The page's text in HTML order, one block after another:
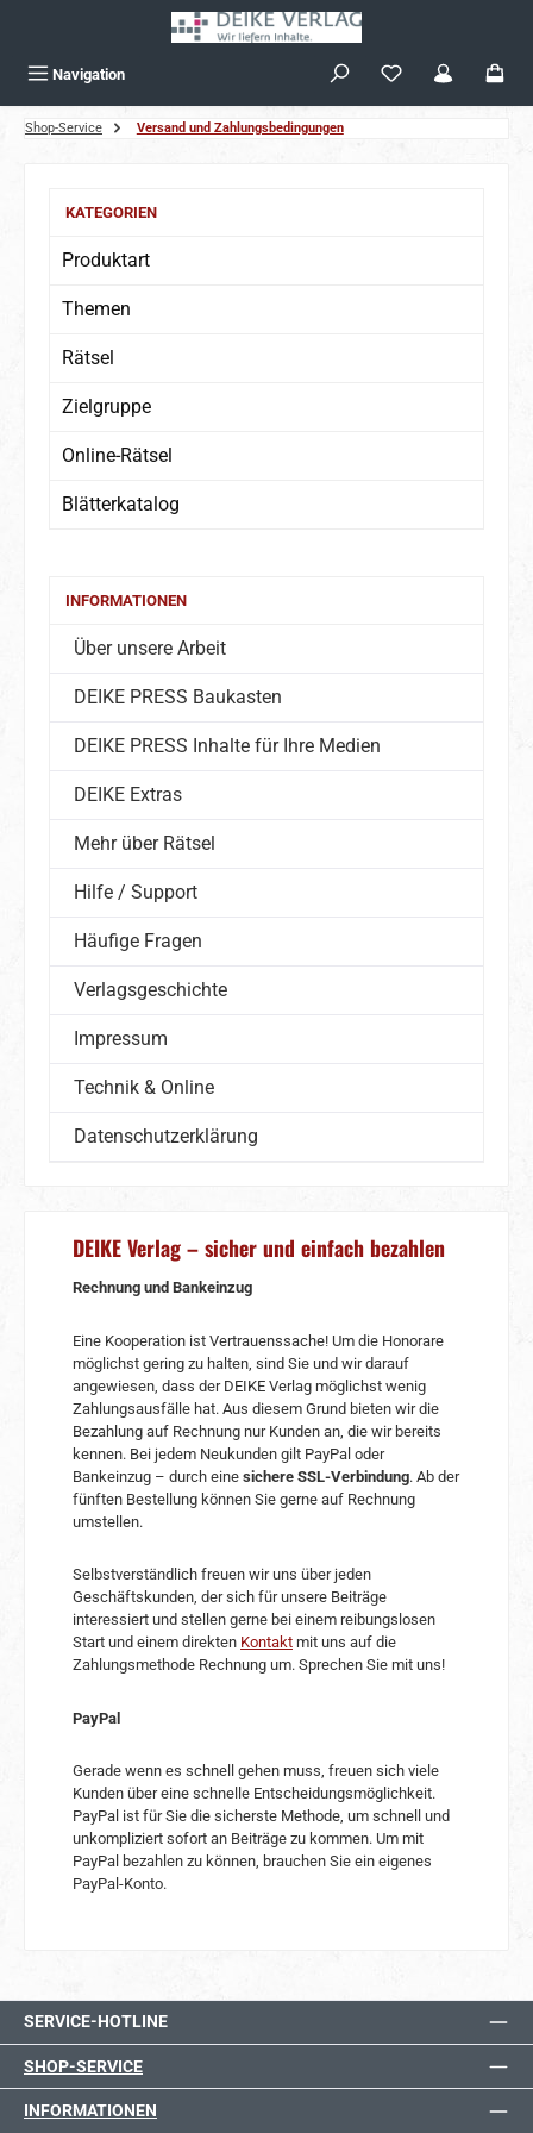
Navigation
Shop-Service Versand und Zahlungsbedingungen
KATEGORIEN
Produktart
Themen
Rätsel
Zielgruppe
Online-Rätsel
Blätterkatalog
INFORMATIONEN
Über unsere Arbeit
DEIKE PRESS Baukasten
DEIKE PRESS Inhalte für Ihre Medien
DEIKE Extras
Mehr über Rätsel
Hilfe / Support
Häufige Fragen
Verlagsgeschichte
Impressum
Technik & Online
Datenschutzerklärung
DEIKE Verlag – sicher und einfach bezahlen
Rechnung und Bankeinzug
Eine Kooperation ist Vertrauenssache! Um die Honorare
möglichst gering zu halten, sind Sie und wir darauf
angewiesen, dass der DEIKE Verlag möglichst wenig
Zahlungsausfälle hat. Aus diesem Grund bieten wir die
Bezahlung auf Rechnung nur Kunden an, die wir bereits
kennen. Bei jedem Neukunden gilt PayPal oder
Bankeinzug – durch eine sichere SSL-Verbindung. Ab der
fünften Bestellung können Sie gerne auf Rechnung
umstellen.
Selbstverständlich freuen wir uns über jeden
Geschäftskunden, der sich für unsere Beiträge
interessiert und stellen gerne bei einem reibungslosen
Start und einem direkten Kontakt mit uns auf die
Zahlungsmethode Rechnung um. Sprechen Sie mit uns!
PayPal
Gerade wenn es schnell gehen muss, freuen sich viele
Kunden über eine schnelle Entscheidungsmöglichkeit.
PayPal ist für Sie die sicherste Methode, um schnell und
unkompliziert sofort an Beiträge zu kommen. Um mit
PayPal bezahlen zu können, brauchen Sie ein eigenes
PayPal-Konto.
SERVICE-HOTLINE
SHOP-SERVICE
INFORMATIONEN